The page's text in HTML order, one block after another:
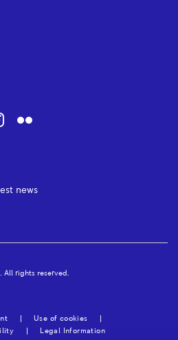
news
. All rights reserved.
Use of cookies
Legal Information